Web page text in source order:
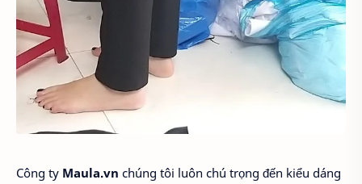
Công ty Maula.vn chúng tôi luôn chú trọng đến kiểu dáng